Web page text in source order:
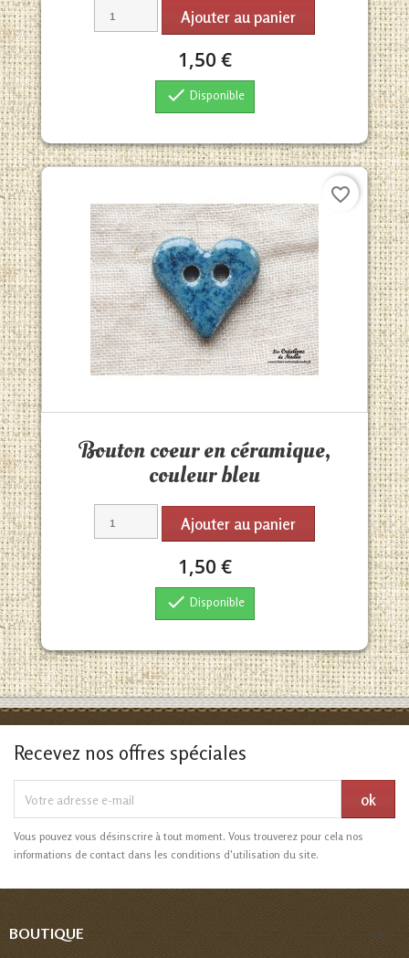
Ajouter au panier
1,50 €
 Disponible
Bouton coeur en céramique,
couleur bleu
Ajouter au panier
1,50 €
 Disponible
favorite_border
Recevez nos offres spéciales
Vous pouvez vous désinscrire à tout moment. Vous trouverez pour cela nos
informations de contact dans les conditions d'utilisation du site.
BOUTIQUE 